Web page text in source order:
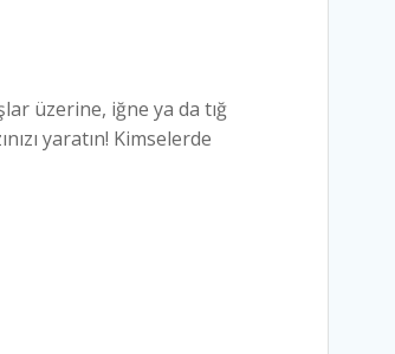
üzerine, iğne ya da tığ
yaratın! Kimselerde